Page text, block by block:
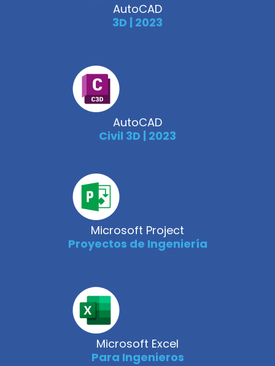
AutoCAD
3D | 2023
AutoCAD
Civil 3D | 2023
Microsoft Project
Proyectos de Ingeniería
Microsoft Excel
Para Ingenieros